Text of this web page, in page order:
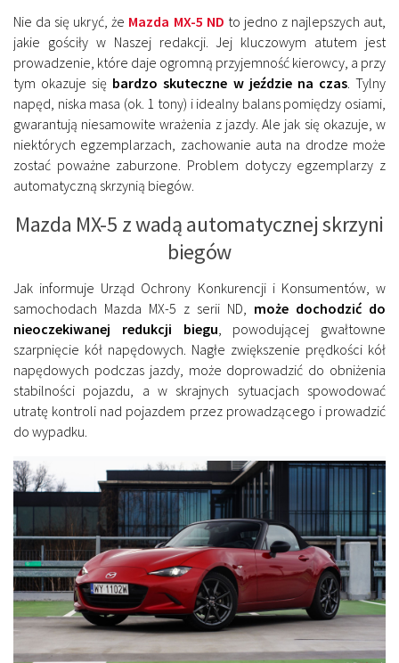
Nie da się ukryć, że Mazda MX-5 ND to jedno z najlepszych aut,
jakie gościły w Naszej redakcji. Jej kluczowym atutem jest
prowadzenie, które daje ogromną przyjemność kierowcy, a przy
tym okazuje się bardzo skuteczne w jeździe na czas. Tylny
napęd, niska masa (ok. 1 tony) i idealny balans pomiędzy osiami,
gwarantują niesamowite wrażenia z jazdy. Ale jak się okazuje, w
niektórych egzemplarzach, zachowanie auta na drodze może
zostać poważne zaburzone. Problem dotyczy egzemplarzy z
automatyczną skrzynią biegów.
Mazda MX-5 z wadą automatycznej skrzyni
biegów
Jak informuje Urząd Ochrony Konkurencji i Konsumentów, w
samochodach Mazda MX-5 z serii ND, może dochodzić do
nieoczekiwanej redukcji biegu , powodującej gwałtowne
szarpnięcie kół napędowych. Nagłe zwiększenie prędkości kół
napędowych podczas jazdy, może doprowadzić do obniżenia
stabilności pojazdu, a w skrajnych sytuacjach spowodować
utratę kontroli nad pojazdem przez prowadzącego i prowadzić
do wypadku.